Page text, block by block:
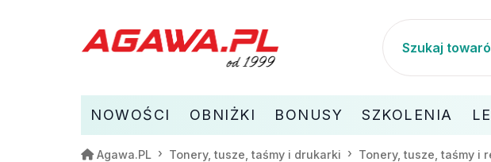
NOWOŚCI OBNIŻKI BONUSY SZKOLENIA
Agawa.PL Tonery, tusze, taśmy i drukarki Tonery, tusze, taśmy i